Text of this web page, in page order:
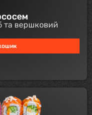
та вершковий